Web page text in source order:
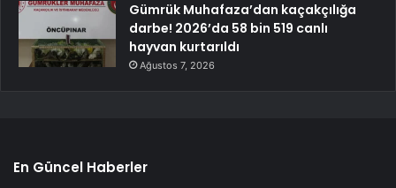
Gümrük Muhafaza’dan kaçakçılığa
darbe! 2026’da 58 bin 519 canlı
hayvan kurtarıldı
Ağustos 7, 2026
En Güncel Haberler